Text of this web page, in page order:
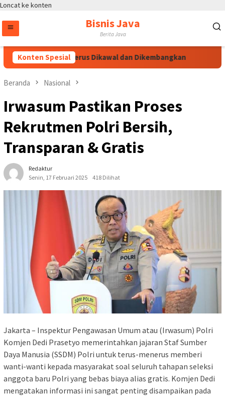
Loncat ke konten
Bisnis Java
Berita Java
Konten Spesial
Bang Jali Terus Dikawal dan Dikembangkan
Beranda Nasional
Irwasum Pastikan Proses
Rekrutmen Polri Bersih,
Transparan & Gratis
Redaktur
Senin, 17 Februari 2025
418 Dilihat
Jakarta – Inspektur Pengawasan Umum atau (Irwasum) Polri
Komjen Dedi Prasetyo memerintahkan jajaran Staf Sumber
Daya Manusia (SSDM) Polri untuk terus-menerus memberi
wanti-wanti kepada masyarakat soal seluruh tahapan seleksi
anggota baru Polri yang bebas biaya alias gratis. Komjen Dedi
mengatakan informasi ini sangat penting disampaikan pada